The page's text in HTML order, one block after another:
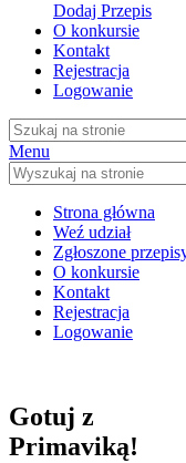
Dodaj Przepis
O konkursie
Kontakt
Rejestracja
Logowanie
Menu
Strona główna
Weź udział
Zgłoszone
O konkursie
Kontakt
Rejestracja
Logowanie
Gotuj z
Primaviką!